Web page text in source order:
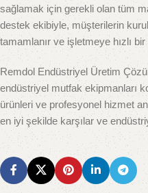
sağlamak için gerekli olan tüm
destek ekibiyle, müşterilerin
tamamlanır ve işletmeye hızlı
Remdol Endüstriyel Üretim
endüstriyel mutfak ekipmanları
ürünleri ve profesyonel hizmet
en iyi şekilde karşılar ve